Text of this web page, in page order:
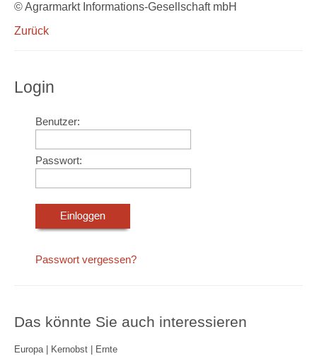
© Agrarmarkt Informations-Gesellschaft mbH
Zurück
Login
Benutzer:
Passwort:
Passwort vergessen?
Das könnte Sie auch interessieren
Europa | Kernobst | Ernte